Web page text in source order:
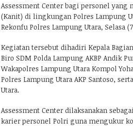
Assessment Center bagi personel yang
(Kanit) di lingkungan Polres Lampung
Rekonfu Polres Lampung Utara, Selasa
Kegiatan tersebut dihadiri Kepala
Biro SDM Polda Lampung AKBP Andik
Wakapolres Lampung Utara Kompol
Polres Lampung Utara AKP Santoso,
Utara.
Assessment Center dilaksanakan
karier personel Polri guna mengukur